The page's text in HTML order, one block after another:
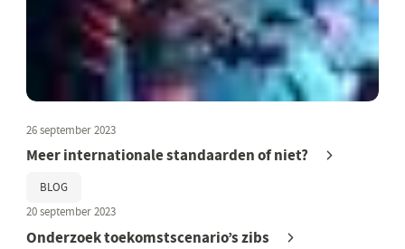
26 september 2023
Meer internationale standaarden of niet?
BLOG
20 september 2023
Onderzoek toekomstscenario’s zibs